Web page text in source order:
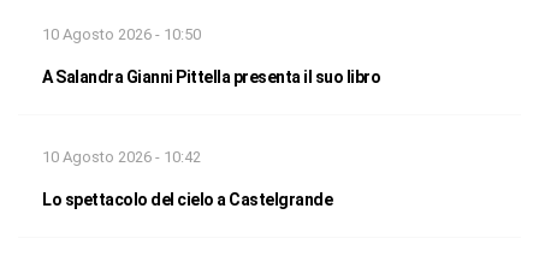
10 Agosto 2026 - 10:50
A Salandra Gianni Pittella presenta il suo libro
10 Agosto 2026 - 10:42
Lo spettacolo del cielo a Castelgrande